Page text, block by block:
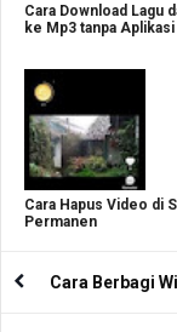
Cara Download Lagu
ke Mp3 tanpa Aplikasi
Cara Hapus Video di
Permanen
Cara Berbagi